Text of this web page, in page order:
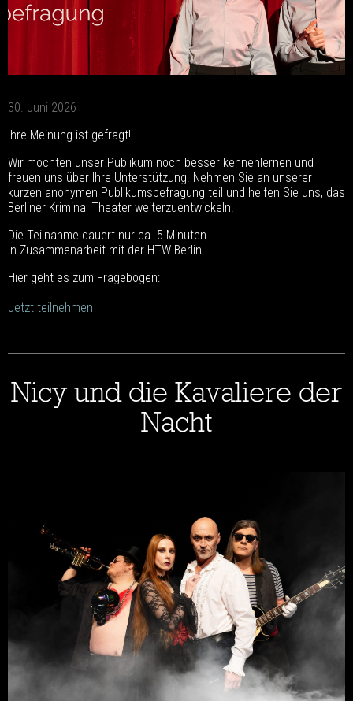
30. Juni 2026
Ihre Meinung ist gefragt!
Wir möchten unser Publikum noch besser kennenlernen und
freuen uns über Ihre Unterstützung. Nehmen Sie an unserer
kurzen anonymen Publikumsbefragung teil und helfen Sie uns, das
Berliner Kriminal Theater weiterzuentwickeln.
Die Teilnahme dauert nur ca. 5 Minuten.
In Zusammenarbeit mit der HTW Berlin.
Hier geht es zum Fragebogen:
Jetzt teilnehmen
Nicy und die Kavaliere der
Nacht